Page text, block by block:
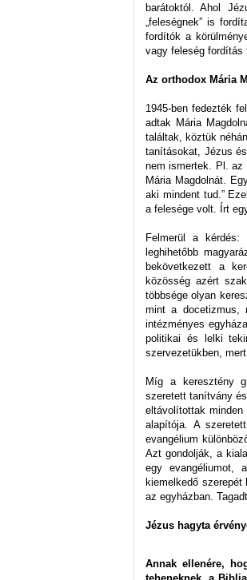
barátoktól. Ahol
„feleségnek” is
fordítók a
vagy feleség fordítás
Az orthodox Mária
1945-ben fedezték
adtak Mária
találtak, köztük
tanításokat, Jézus
nem ismertek. Pl. az
Mária Magdolnát.
aki mindent tud.”
a felesége volt. Írt
Felmerül a
leghihetőbb
bekövetkezett a
közösség azért
többsége olyan
mint a docetizmus,
intézményes
politikai és lelki
szervezetükben,
Míg a keresztény
szeretett tanítvány
eltávolítottak
alapítója. A
evangélium
Azt gondolják, a
egy evangéliumot,
kiemelkedő
az egyházban.
Jézus hagyta
Annak ellenére,